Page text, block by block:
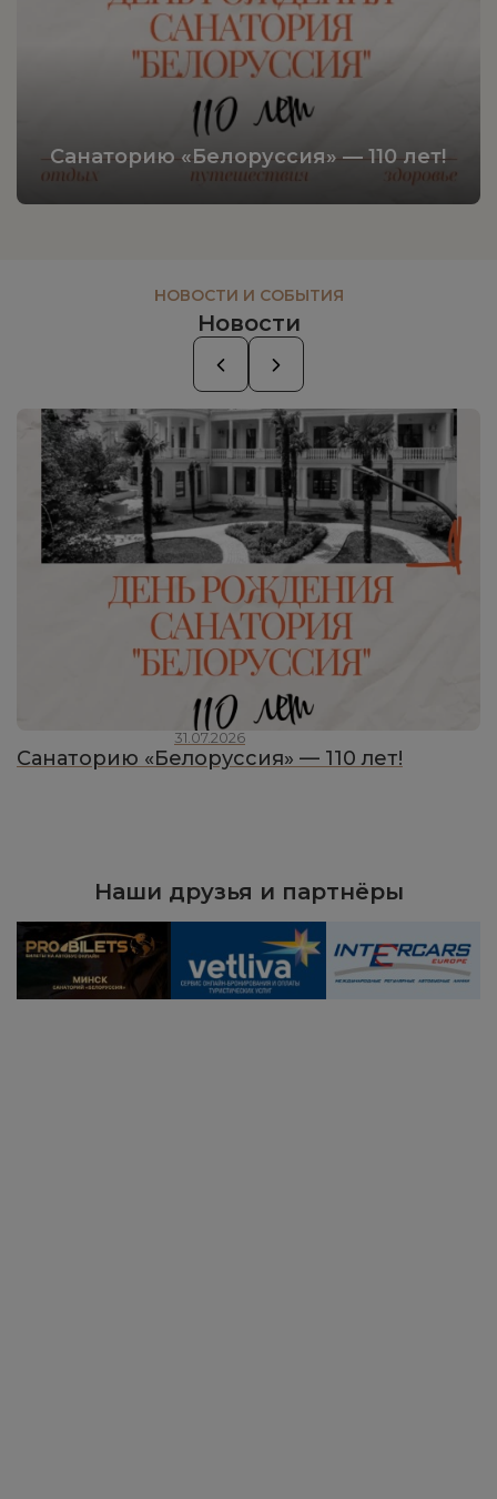
Санаторию «Белоруссия» — 110 лет!
НОВОСТИ И СОБЫТИЯ
Новости
31.07.2026
Санаторию «Белоруссия» — 110 лет!
Наши друзья и партнёры